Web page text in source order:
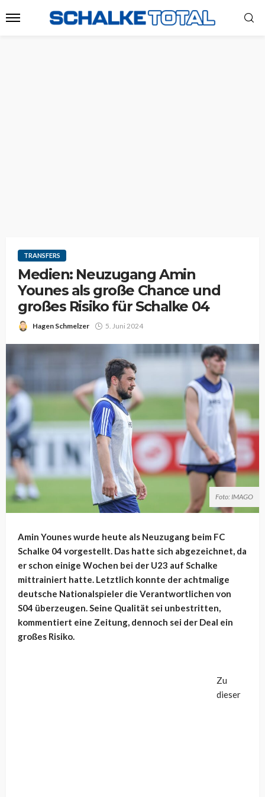
TRANSFERS
Medien: Neuzugang Amin
Younes als große Chance und
großes Risiko für Schalke 04
Hagen Schmelzer 5. Juni 2024
Foto: IMAGO
Amin Younes wurde heute als Neuzugang beim FC
Schalke 04 vorgestellt. Das hatte sich abgezeichnet, da
er schon einige Wochen bei der U23 auf Schalke
mittrainiert hatte. Letztlich konnte der achtmalige
deutsche Nationalspieler die Verantwortlichen von
S04 überzeugen. Seine Qualität sei unbestritten,
kommentiert eine Zeitung, dennoch sei der Deal ein
großes Risiko.
Zu
dieser